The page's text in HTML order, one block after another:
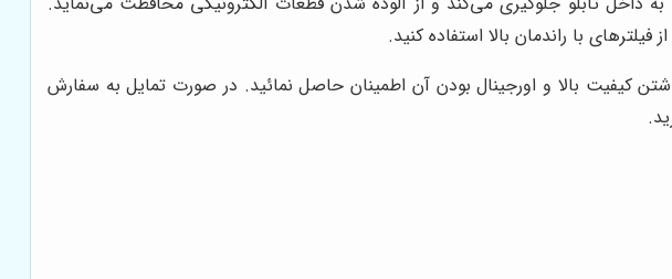
با راندمان بالا استفاده کنید.
کیفیت بالا و اورجینال بودن آن اطمینان حاصل نمائید. در صورت تمایل به سفارش